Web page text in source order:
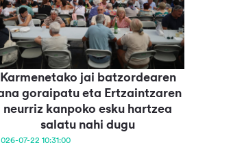
Karmenetako jai batzordearen
goraipatu eta Ertzaintzaren
neurriz kanpoko esku hartzea
salatu nahi dugu
07-22 10:31:00